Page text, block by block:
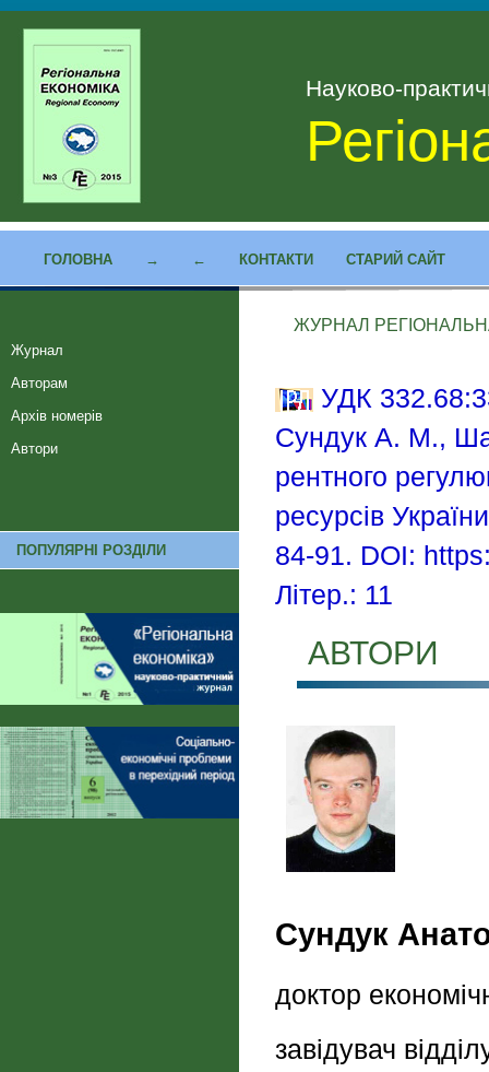
Науково-
ГОЛОВНА → ← КОНТАКТИ СТАРИЙ САЙТ
Журнал
Авторам
Архів номерів
Автори
ПОПУЛЯРНІ РОЗДІЛИ
ЖУРНАЛ
УДК
Сундук А. М.,
рентного
ресурсів
84-91. DOI:
Літер.: 11
АВТОРИ
Сундук
доктор
завідувач